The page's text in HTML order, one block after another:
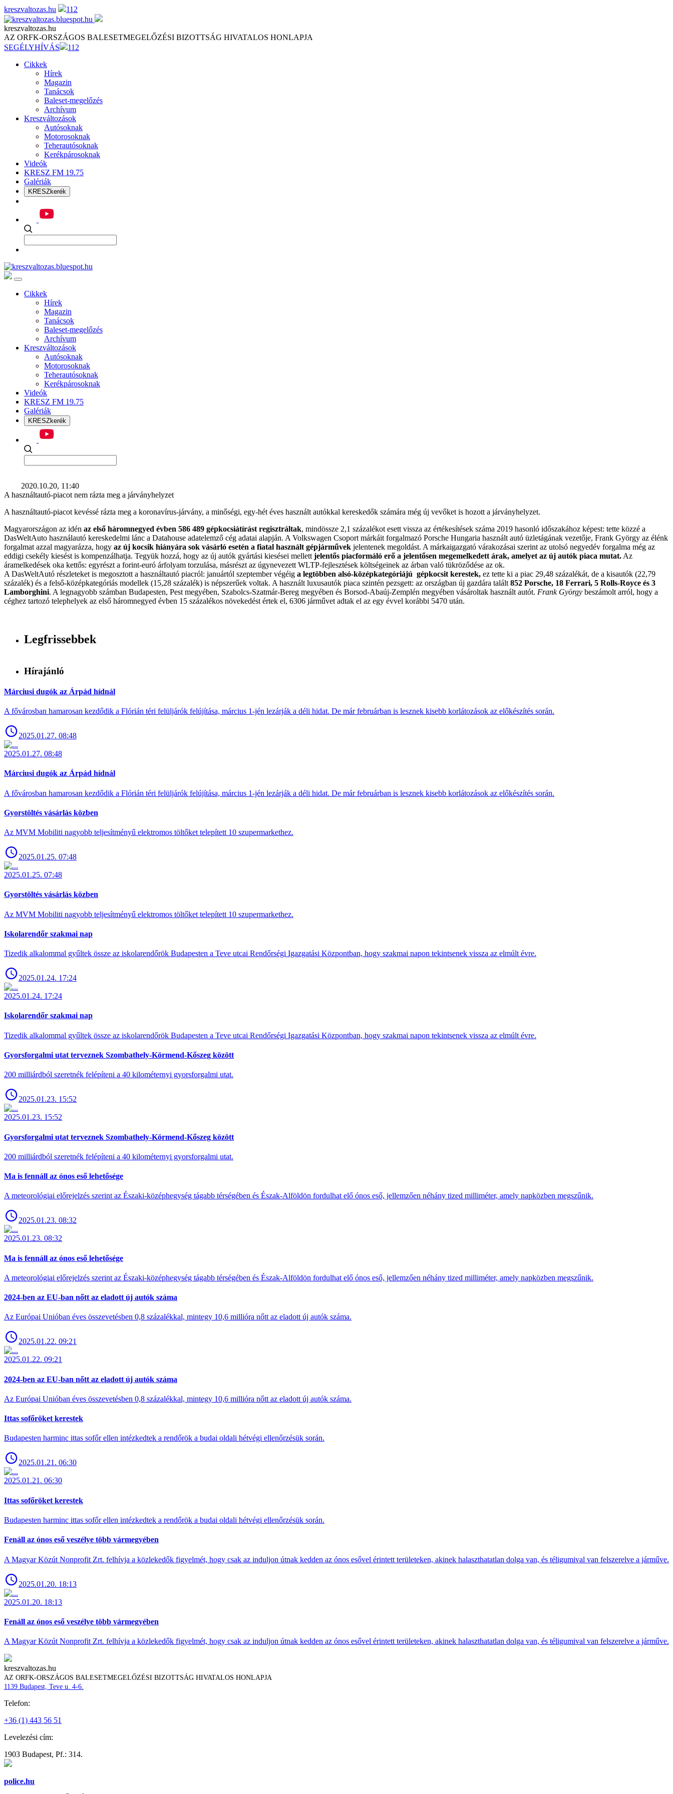
Skip
to
content
kreszvaltozas.hu 112
kreszvaltozas.hu
AZ ORFK-ORSZÁGOS BALESETMEGELŐZÉSI BIZOTTSÁG HIVATALOS HONLAPJA
SEGÉLYHÍVÁS
112
Cikkek
Hírek
Magazin
Tanácsok
Baleset-megelőzés
Archívum
Kreszváltozások
Autósoknak
Motorosoknak
Teherautósoknak
Kerékpárosoknak
Videók
KRESZ FM 19.75
Galériák
KRESZkerék
Cikkek
Hírek
Magazin
Tanácsok
Baleset-megelőzés
Archívum
Kreszváltozások
Autósoknak
Motorosoknak
Teherautósoknak
Kerékpárosoknak
Videók
KRESZ FM 19.75
Galériák
KRESZkerék
2020.10.20, 11:40
A használtautó-piacot nem rázta meg a járványhelyzet
A használtautó-piacot kevéssé rázta meg a koronavírus-járvány, a minőségi, egy-hét éves használt autókkal kereskedők számára még új vevőket is hozott a járványhelyzet.
Magyarországon az idén az első háromnegyed évben 586 489 gépkocsiátírást regisztráltak, mindössze 2,1 százalékot esett vissza az értékesítések száma 2019 hasonló időszakához képest: tette közzé a
DasWeltAuto használautó kereskedelmi lánc a Datahouse adatelemző cég adatai alapján. A Volkswagen Csoport márkáit forgalmazó Porsche Hungaria használt autó üzletágának vezetője, Frank György az élénk
forgalmat azzal magyarázza, hogy az új kocsik hiányára sok vásárló esetén a fiatal használt gépjárművek jelentenek megoldást. A márkaigazgató várakozásai szerint az utolsó negyedév forgalma még az
eddigi csekély kiesést is kompenzálhatja. Tegyük hozzá, hogy az új autók gyártási kiesései mellett jelentős piacformáló erő a jelentősen megemelkedett árak, amelyet az új autók piaca mutat. Az
áramelkedések oka kettős: egyrészt a forint-euró árfolyam torzulása, másrészt az úgynevezett WLTP-fejlesztések költségeinek az árban való tükröződése az ok.
A DasWeltAutó részleteket is megosztott a használtautó piacról: januártól szeptember végéig a legtöbben alsó-középkategóriájú gépkocsit kerestek, ez tette ki a piac 29,48 százalékát, de a kisautók (22,79
százalék) és a felső-középkategóriás modellek (15,28 százalék) is népszerűek voltak. A használt luxusautók piaca szintén pezsgett: az országban új gazdára talált 852 Porsche, 18 Ferrari, 5 Rolls-Royce és 3
Lamborghini. A legnagyobb számban Budapesten, Pest megyében, Szabolcs-Szatmár-Bereg megyében és Borsod-Abaúj-Zemplén megyében vásároltak használt autót. Frank György beszámolt arról, hogy a
céghez tartozó telephelyek az első háromnegyed évben 15 százalékos növekedést értek el, 6306 járművet adtak el az egy évvel korábbi 5470 után.
Legfrissebbek
Hírajánló
Márciusi dugók az Árpád hídnál
A fővárosban hamarosan kezdődik a Flórián téri felüljárók felújítása, március 1-jén lezárják a déli hidat. De már februárban is lesznek kisebb korlátozások az előkészítés során.
2025.01.27. 08:48
2025.01.27. 08:48
Márciusi dugók az Árpád hídnál
A fővárosban hamarosan kezdődik a Flórián téri felüljárók felújítása, március 1-jén lezárják a déli hidat. De már februárban is lesznek kisebb korlátozások az előkészítés során.
Gyorstöltés vásárlás közben
Az MVM Mobiliti nagyobb teljesítményű elektromos töltőket telepített 10 szupermarkethez.
2025.01.25. 07:48
2025.01.25. 07:48
Gyorstöltés vásárlás közben
Az MVM Mobiliti nagyobb teljesítményű elektromos töltőket telepített 10 szupermarkethez.
Iskolarendőr szakmai nap
Tizedik alkalommal gyűltek össze az iskolarendőrök Budapesten a Teve utcai Rendőrségi Igazgatási Központban, hogy szakmai napon tekintsenek vissza az elmúlt évre.
2025.01.24. 17:24
2025.01.24. 17:24
Iskolarendőr szakmai nap
Tizedik alkalommal gyűltek össze az iskolarendőrök Budapesten a Teve utcai Rendőrségi Igazgatási Központban, hogy szakmai napon tekintsenek vissza az elmúlt évre.
Gyorsforgalmi utat terveznek Szombathely-Körmend-Kőszeg között
200 milliárdból szeretnék felépíteni a 40 kilométernyi gyorsforgalmi utat.
2025.01.23. 15:52
2025.01.23. 15:52
Gyorsforgalmi utat terveznek Szombathely-Körmend-Kőszeg között
200 milliárdból szeretnék felépíteni a 40 kilométernyi gyorsforgalmi utat.
Ma is fennáll az ónos eső lehetősége
A meteorológiai előrejelzés szerint az Északi-középhegység tágabb térségében és Észak-Alföldön fordulhat elő ónos eső, jellemzően néhány tized milliméter, amely napközben megszűnik.
2025.01.23. 08:32
2025.01.23. 08:32
Ma is fennáll az ónos eső lehetősége
A meteorológiai előrejelzés szerint az Északi-középhegység tágabb térségében és Észak-Alföldön fordulhat elő ónos eső, jellemzően néhány tized milliméter, amely napközben megszűnik.
2024-ben az EU-ban nőtt az eladott új autók száma
Az Európai Unióban éves összevetésben 0,8 százalékkal, mintegy 10,6 millióra nőtt az eladott új autók száma.
2025.01.22. 09:21
2025.01.22. 09:21
2024-ben az EU-ban nőtt az eladott új autók száma
Az Európai Unióban éves összevetésben 0,8 százalékkal, mintegy 10,6 millióra nőtt az eladott új autók száma.
Ittas sofőröket kerestek
Budapesten harminc ittas sofőr ellen intézkedtek a rendőrök a budai oldali hétvégi ellenőrzésük során.
2025.01.21. 06:30
2025.01.21. 06:30
Ittas sofőröket kerestek
Budapesten harminc ittas sofőr ellen intézkedtek a rendőrök a budai oldali hétvégi ellenőrzésük során.
Fenáll az ónos eső veszélye több vármegyében
A Magyar Közút Nonprofit Zrt. felhívja a közlekedők figyelmét, hogy csak az induljon útnak kedden az ónos esővel érintett területeken, akinek halaszthatatlan dolga van, és téligumival van felszerelve a járműve.
2025.01.20. 18:13
2025.01.20. 18:13
Fenáll az ónos eső veszélye több vármegyében
A Magyar Közút Nonprofit Zrt. felhívja a közlekedők figyelmét, hogy csak az induljon útnak kedden az ónos esővel érintett területeken, akinek halaszthatatlan dolga van, és téligumival van felszerelve a járműve.
kreszvaltozas.hu
AZ ORFK-ORSZÁGOS BALESETMEGELŐZÉSI BIZOTTSÁG HIVATALOS HONLAPJA
1139 Budapest, Teve u. 4-6.
Telefon:
+36 (1) 443 56 51
Levelezési cím:
1903 Budapest, Pf.: 314.
police.hu